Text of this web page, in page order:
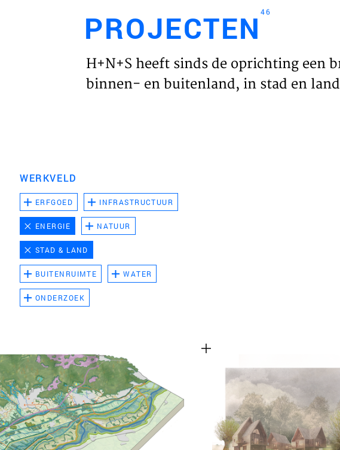
HOME
PROJECTEN 46
H+N+S heeft sinds de oprichting een
binnen- en buitenland, in stad en
WERKVELD
ERFGOED INFRASTRUCTUUR
ENERGIE NATUUR
STAD & LAND
BUITENRUIMTE WATER
ONDERZOEK